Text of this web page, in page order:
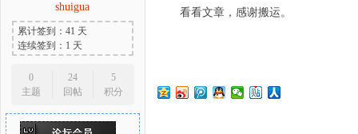
shuigua
累计签到：41 天
连续签到：1 天
0
主题
24
回帖
5
积分
看看文章，感谢搬运。